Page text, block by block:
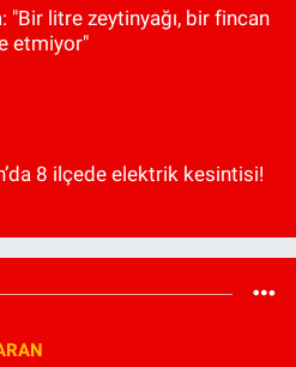
"Bir litre zeytinyağı, bir fincan
etmiyor"
8 ilçede elektrik kesintisi!